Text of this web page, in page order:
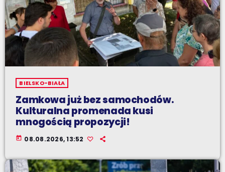
BIELSKO-BIAŁA
Zamkowa już bez samochodów.
Kulturalna promenada kusi
mnogością propozycji!
today 08.08.2026, 13:52